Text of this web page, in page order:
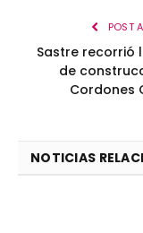
POST
Sastre recorrió
de
Cordones
NOTICIAS